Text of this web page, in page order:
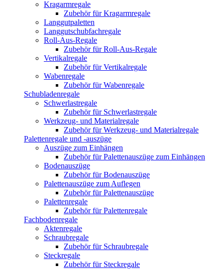
Kragarmregale
Zubehör für Kragarmregale
Langgutpaletten
Langgutschubfachregale
Roll-Aus-Regale
Zubehör für Roll-Aus-Regale
Vertikalregale
Zubehör für Vertikalregale
Wabenregale
Zubehör für Wabenregale
Schubladenregale
Schwerlastregale
Zubehör für Schwerlastregale
Werkzeug- und Materialregale
Zubehör für Werkzeug- und Materialregale
Palettenregale und -auszüge
Auszüge zum Einhängen
Zubehör für Palettenauszüge zum Einhängen
Bodenauszüge
Zubehör für Bodenauszüge
Palettenauszüge zum Auflegen
Zubehör für Palettenauszüge
Palettenregale
Zubehör für Palettenregale
Fachbodenregale
Aktenregale
Schraubregale
Zubehör für Schraubregale
Steckregale
Zubehör für Steckregale